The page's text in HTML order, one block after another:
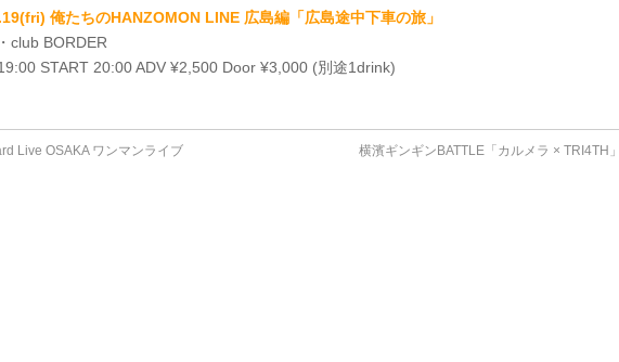
俺たちのHANZOMON LINE 広島編「広島途中下車の旅」
club BORDER
START 20:00 ADV ¥2,500 Door ¥3,000 (別途1drink)
Live OSAKA ワンマンライブ 横濱ギンギンBATTLE「カルメラ × TRI4TH」